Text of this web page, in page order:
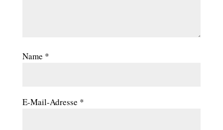
Name *
E-Mail-Adresse *